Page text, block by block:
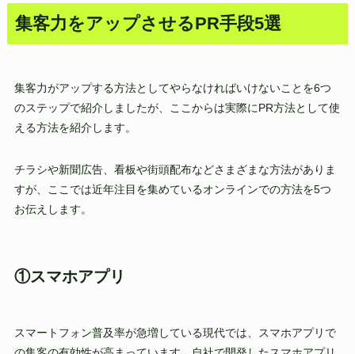
集客力をアップさせるPR手段5選
集客力がアップする方法としてやらなければいけないことを6つ
のステップで紹介しましたが、ここからは実際にPR方法として使
える方法を紹介します。
チラシや新聞広告、看板や街頭配布などさまざまな方法がありま
すが、ここでは近年注目を集めているオンラインでの方法を5つ
お伝えします。
①スマホアプリ
スマートフォン普及率が急増している現代では、スマホアプリで